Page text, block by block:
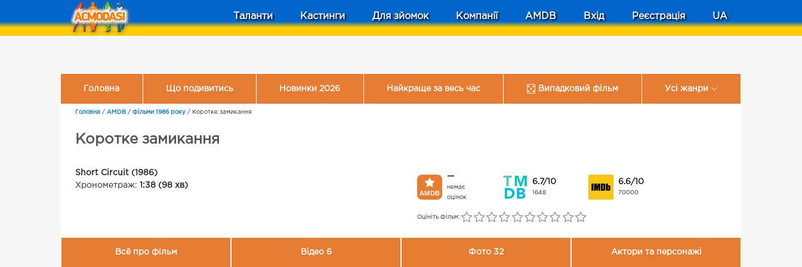
Таланти Кастинги Для зйомок Компанії AMDB Вхід Реєстрація UA
Головна Що подивитись Новинки 2026 Найкраще за весь час Випадковий фільм Усі жанри
Головна / AMDB / Фільми 1986 року / Коротке замикання
Коротке замикання
Short Circuit (1986)
Хронометраж: 1:38 (98 хв)
—
немає
оцінок
6.7/10
1648
6.6/10
70000
Оцініть фільм:
Всё про фільм Відео 6 Фото 32 Актори та персонажі